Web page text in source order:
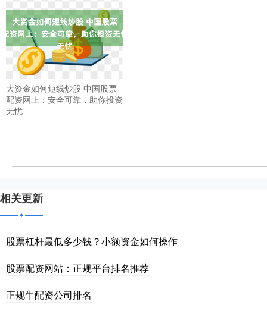
大资金如何短线炒股 中国股票
配资网上：安全可靠，助你投资
无忧
相关更新
股票杠杆最低多少钱？小额资金如何操作
股票配资网站：正规平台排名推荐
正规牛配资公司排名